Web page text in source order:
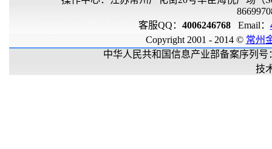
客服QQ： 4006246768Email：
Copyright 2001 - 2014 © 常州
中华人民共和国信息产业部备案序列号
技